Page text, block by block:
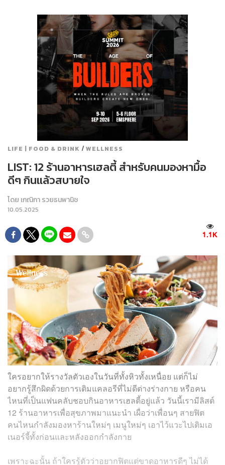
LIFE | FOOD & DRINK / WELLNESS
LIST: 12 ร้านอาหารเฮลตี้ สำหรับคนมองหามื้อ
ดีๆ กินแล้วสบายใจ
โดย เกณิกา รวยธนพานิช
10.05.2025
1.1K
ใครอยากให้รางวัลตัวเองในวันที่ทั้งหิวทั้งเหนื่อย แต่ก็ไม่
อยากรู้สึกผิดด้วยการเติมแคลอรีที่ไม่ดีต่างร่างกาย หรือคน
ไหนที่เป็นแฟนคลับชอบกินอาหารเฮลตี้อยู่แล้ว วันนี้เรามีลิสต์
12 ร้านอาหารเพื่อสุขภาพมาแนะนำ เผื่อว่าเพื่อนๆ สายฟิต
คนไหนกำลังมองหาร้านใหม่ๆ เมนูใหม่ๆ เอาไว้แวะไปเติมเอ
เนอร์จี้ทั้งก่อนและหลังออกกำลังกาย
เพราะฉะนั้น ถ้าใครรู้ตัวว่าอยากฟิตแต่ขาดอาหารดีๆ ไม่ได้